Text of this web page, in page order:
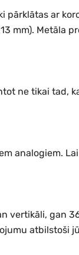
pārklātas ar
mm). Metāla
ne tikai tad,
analogiem. Lai
vertikāli, gan
atbilstoši